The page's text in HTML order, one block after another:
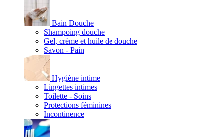
Bain Douche
Shampoing douche
Gel, crème et huile de douche
Savon - Pain
Hygiène intime
Lingettes intimes
Toilette - Soins
Protections féminines
Incontinence